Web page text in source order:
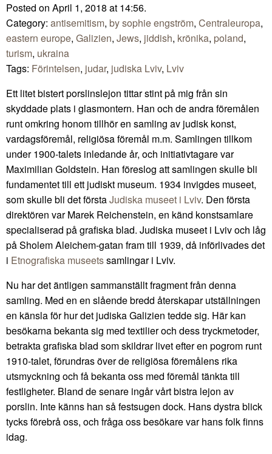
Posted on April 1, 2018 at 14:56.
Category: antisemitism, by sophie engström, Centraleuropa,
eastern europe, Galizien, Jews, jiddish, krönika, poland,
turism, ukraina
Tags: Förintelsen, judar, judiska Lviv, Lviv
Ett litet bistert porslinslejon tittar stint på mig från sin
skyddade plats i glasmontern. Han och de andra föremålen
runt omkring honom tillhör en samling av judisk konst,
vardagsföremål, religiösa föremål m.m. Samlingen tillkom
under 1900-talets inledande år, och initiativtagare var
Maximilian Goldstein. Han föreslog att samlingen skulle bli
fundamentet till ett judiskt museum. 1934 invigdes museet,
som skulle bli det förstaJudiska museet i Lviv. Den första
direktören var Marek Reichenstein, en känd konstsamlare
specialiserad på grafiska blad. Judiska museet i Lviv och låg
på Sholem Aleichem-gatan fram till 1939, då införlivades det
i Etnografiska museetssamlingar i Lviv.
Nu har det äntligen sammanställt fragment från denna
samling. Med en en slående bredd återskapar utställningen
en känsla för hur det judiska Galizien tedde sig. Här kan
besökarna bekanta sig med textilier och dess tryckmetoder,
betrakta grafiska blad som skildrar livet efter en pogrom runt
1910-talet, förundras över de religiösa föremålens rika
utsmyckning och få bekanta oss med föremål tänkta till
festligheter. Bland de senare ingår vårt bistra lejon av
porslin. Inte känns han så festsugen dock. Hans dystra blick
tycks förebrå oss, och fråga oss besökare var hans folk finns
idag.